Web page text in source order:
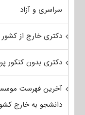
سراسری و آزاد
دکتری خارج از کشور
دکتری بدون کنکور
آخرین فهرست
دانشجو به خارج